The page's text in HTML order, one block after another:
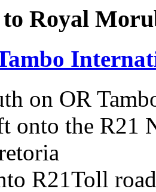
Royal
on OR
onto the R21
R21Toll road